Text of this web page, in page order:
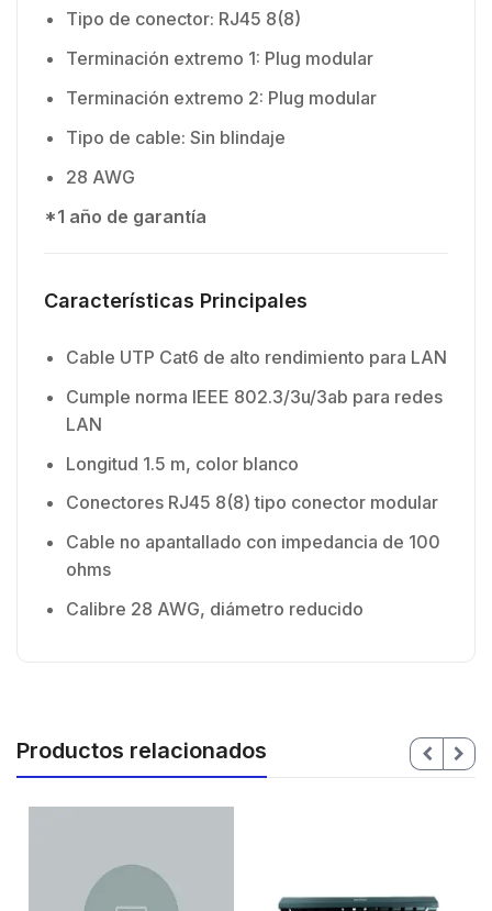
Tipo de conector: RJ45 8(8)
Terminación extremo 1: Plug modular
Terminación extremo 2: Plug modular
Tipo de cable: Sin blindaje
28 AWG
*1 año de garantía
Características Principales
Cable UTP Cat6 de alto rendimiento para LAN
Cumple norma IEEE 802.3/3u/3ab para redes
LAN
Longitud 1.5 m, color blanco
Conectores RJ45 8(8) tipo conector modular
Cable no apantallado con impedancia de 100
ohms
Calibre 28 AWG, diámetro reducido
Productos relacionados